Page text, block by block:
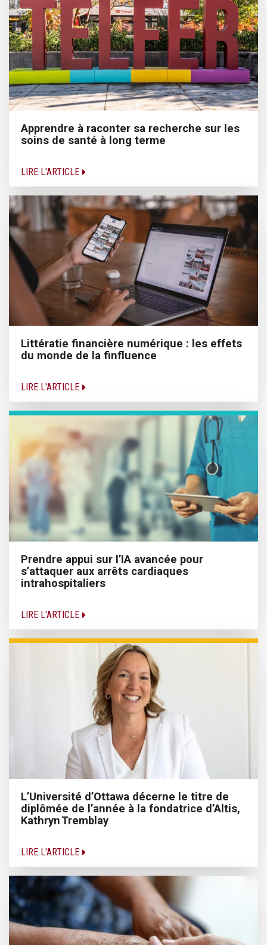
Apprendre à raconter sa recherche sur les
soins de santé à long terme
LIRE L'ARTICLE
Littératie financière numérique : les effets
du monde de la finfluence
LIRE L'ARTICLE
Prendre appui sur l’IA avancée pour
s’attaquer aux arrêts cardiaques
intrahospitaliers
LIRE L'ARTICLE
L’Université d’Ottawa décerne le titre de
diplômée de l’année à la fondatrice d’Altis,
Kathryn Tremblay
LIRE L'ARTICLE